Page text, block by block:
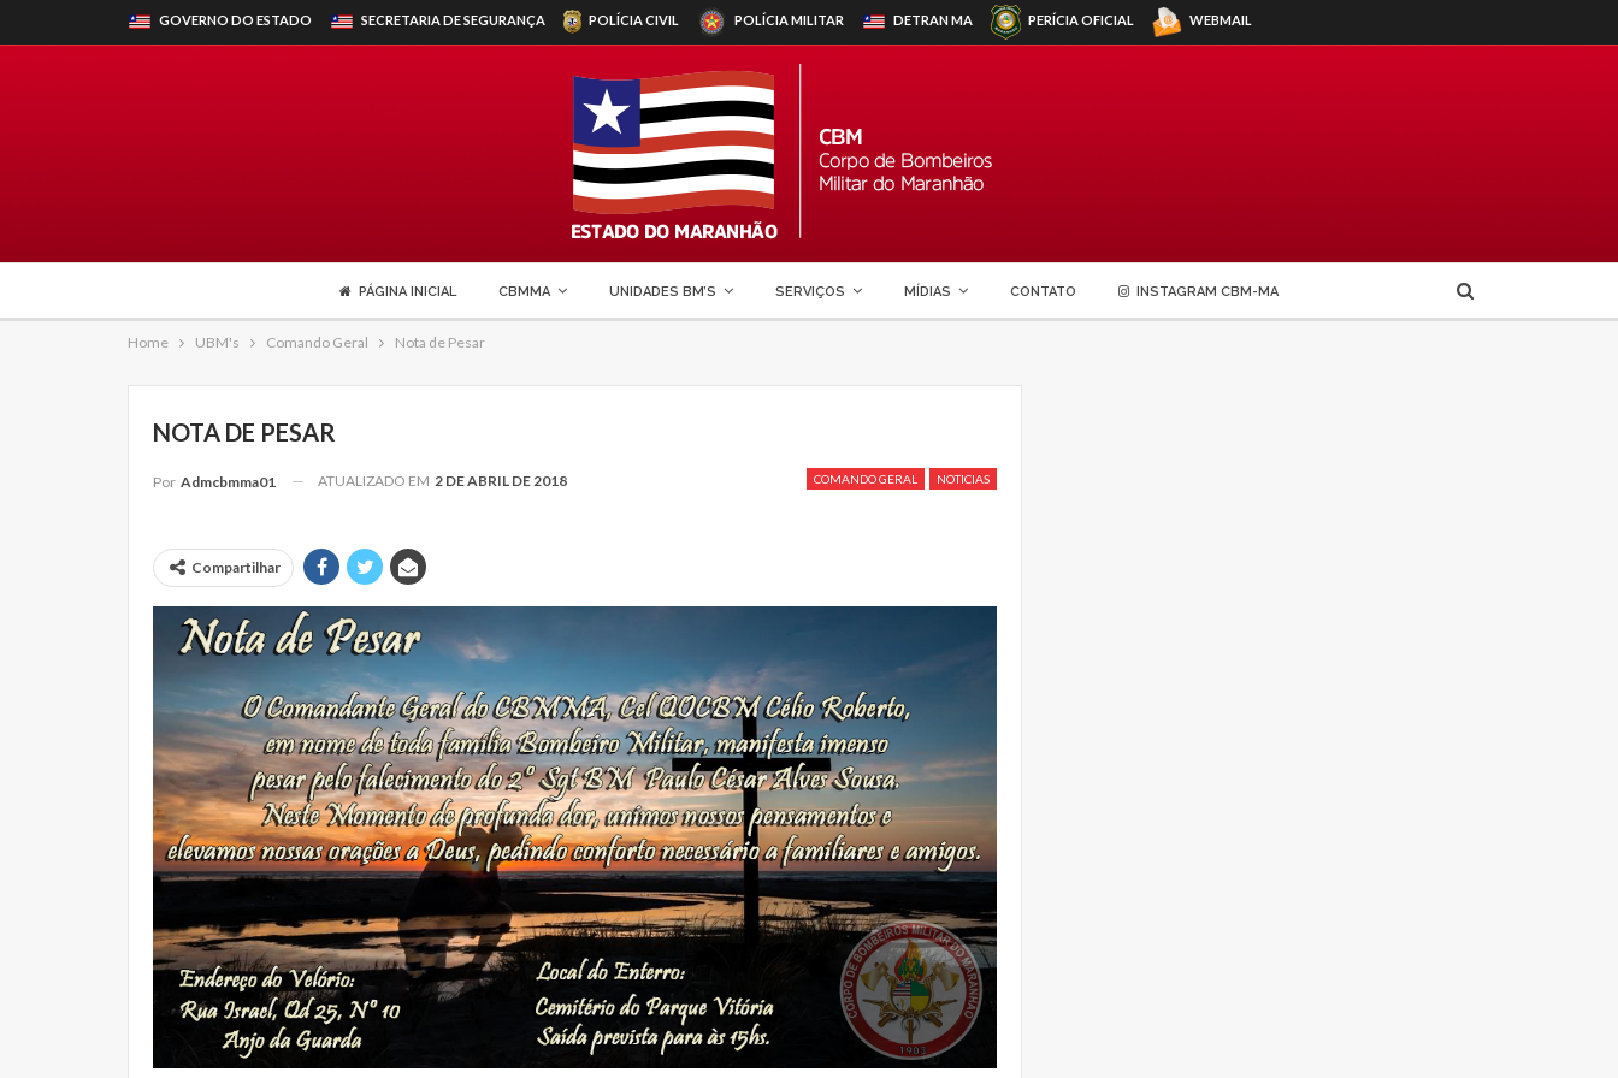
GOVERNO DO ESTADO SECRETARIA DE SEGURANÇA POLÍCIA CIVIL POLÍCIA MILITAR DETRANMA PERÍCIA OFICIAL WEBMAIL
PÁGINA INICIAL CBMMA UNIDADES BM’S SERVIÇOS MÍDIAS CONTATO INSTAGRAM CBM-MA
Home UBM's Comando Geral Nota de Pesar
NOTA DE PESAR
COMANDO GERAL NOTICIAS
Por Admcbmma01 ATUALIZADO EM 2 DE ABRIL DE 2018
Compartilhar